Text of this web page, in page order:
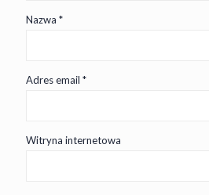
Nazwa *
Adres email *
Witryna internetowa